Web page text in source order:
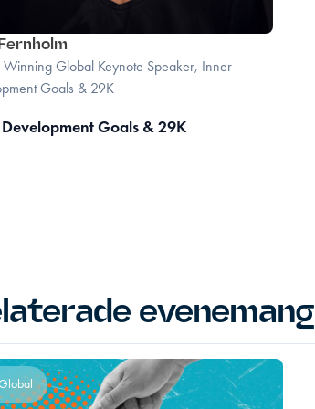
Global Keynote Speaker, Inner
Goals & 29K
Goals & 29K
evenemang